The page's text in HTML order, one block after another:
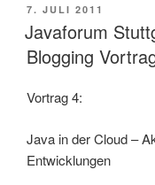
VERÖFFENTLICHT
AM
7. JULI 2011
Javaforum
Blogging
Vortrag 4:
Java in der Cloud –
Entwicklungen